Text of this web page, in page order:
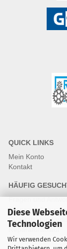
Diese
Technologien
Wir verwenden
QUICK LINKS
Mein Konto
Kontakt
HÄUFIG
Fragen und
Fragen &
Reparaturablauf